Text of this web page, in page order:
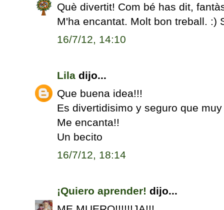
Què divertit! Com bé has dit,
M'ha encantat. Molt bon treball. :)
16/7/12, 14:10
Lila dijo...
Que buena idea!!!
Es divertidisimo y seguro que
Me encanta!!
Un becito
16/7/12, 18:14
¡Quiero aprender! dijo...